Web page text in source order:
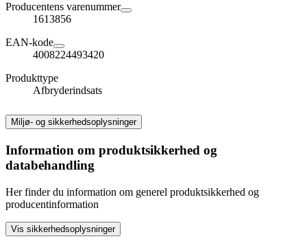
Producentens varenummer
1613856
EAN-kode
4008224493420
Produkttype
Afbryderindsats
Miljø- og sikkerhedsoplysninger
Information om produktsikkerhed og
databehandling
Her finder du information om generel produktsikkerhed og
producentinformation
Vis sikkerhedsoplysninger